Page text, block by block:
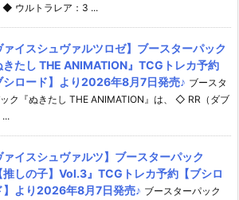
◆ ウルトラレア：3 ...
ァイスシュヴァルツロゼ】ブースターパック
きたし THE ANIMATION』TCGトレカ予約
シロード】より2026年8月7日発売♪ ブースタ
ク『ぬきたし THE ANIMATION』は、 ◇ RR（ダブ
ァイスシュヴァルツ】ブースターパック
推しの子】Vol.3』TCGトレカ予約【ブシロ
】より2026年8月7日発売♪ ブースターパック